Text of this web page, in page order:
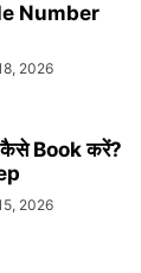
Number
2026
Book करें?
2026